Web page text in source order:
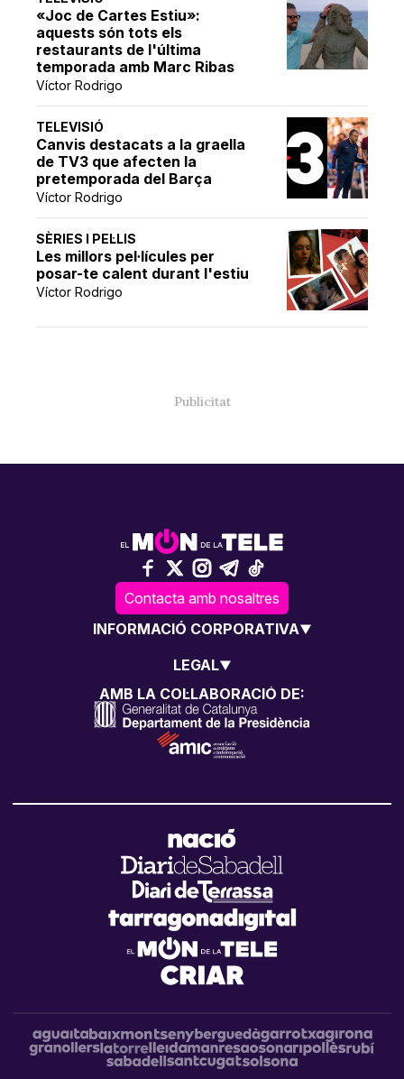
«Joc de Cartes Estiu»:
aquests són tots els
restaurants de l'última
temporada amb Marc Ribas
Víctor Rodrigo
TELEVISIÓ
Canvis destacats a la graella
de TV3 que afecten la
pretemporada del Barça
Víctor Rodrigo
SÈRIES I PEL·LIS
Les millors pel·lícules per
posar-te calent durant l'estiu
Víctor Rodrigo
Contacta amb nosaltres
INFORMACIÓ CORPORATIVA
LEGAL
AMB LA COL·LABORACIÓ DE: